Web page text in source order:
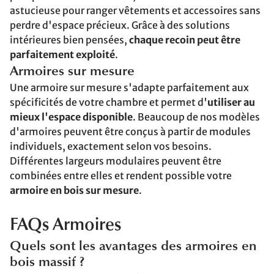
astucieuse pour ranger vêtements et accessoires sans
perdre d'espace précieux. Grâce à des solutions
intérieures bien pensées, chaque recoin peut être
parfaitement exploité.
Armoires sur mesure
Une armoire sur mesure s'adapte parfaitement aux
spécificités de votre chambre et permet d'utiliser au
mieux l'espace disponible. Beaucoup de nos modèles
d'armoires peuvent être conçus à partir de modules
individuels, exactement selon vos besoins.
Différentes largeurs modulaires peuvent être
combinées entre elles et rendent possible votre
armoire en bois sur mesure.
FAQs Armoires
Quels sont les avantages des armoires en
bois massif ?